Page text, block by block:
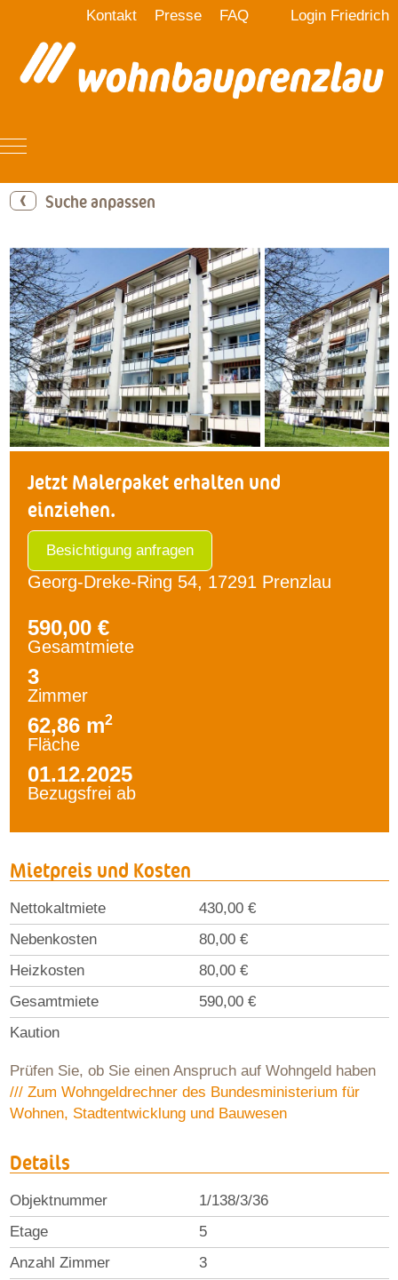
Kontakt Presse FAQ Login Friedrich
Mobile Menu Toggle
Suche anpassen
Jetzt Malerpaket erhalten und
einziehen.
Besichtigung anfragen
Georg-Dreke-Ring 54, 17291 Prenzlau
590,00 €
Gesamtmiete
3
Zimmer
62,86 m2
Fläche
01.12.2025
Bezugsfrei ab
Mietpreis und Kosten
Nettokaltmiete
430,00 €
Nebenkosten
80,00 €
Heizkosten
80,00 €
Gesamtmiete
590,00 €
Kaution
Prüfen Sie, ob Sie einen Anspruch auf Wohngeld haben
/// Zum Wohngeldrechner des Bundesministerium für
Wohnen, Stadtentwicklung und Bauwesen
Details
Objektnummer
1/138/3/36
Etage
5
Anzahl Zimmer
3